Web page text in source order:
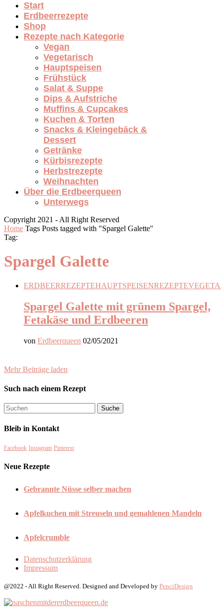
Start
Erdbeerrezepte
Shop
Rezepte nach Kategorie
Vegan
Vegetarisch
Hauptspeisen
Frühstück
Salat & Suppe
Dips & Aufstriche
Muffins & Cupcakes
Kuchen & Torten
Snacks & Kleingebäck &
Dessert
Getränke
Kürbisrezepte
Herbstrezepte
Weihnachten
Über die Erdbeerqueen
Unterwegs
Copyright 2021 - All Right Reserved
Home Tags Posts tagged with "Spargel Galette"
Tag:
Spargel Galette
ERDBEERREZEPTEHAUPTSPEISENREZEPTE
Spargel Galette mit grünem Spargel,
Fetakäse und Erdbeeren
von Erdbeerqueen 02/05/2021
Mehr Beiträge laden
Such nach einem Rezept
Bleib in Kontakt
Facebook Instagram Pinterest
Neue Rezepte
Gebrannte Nüsse selber machen
Apfelkuchen mit Streuseln und gemahlenen Mandeln
Apfelcrumble
Datenschutzerklärung
Impressum
@2022 - All Right Reserved. Designed and Developed by PenciDesign